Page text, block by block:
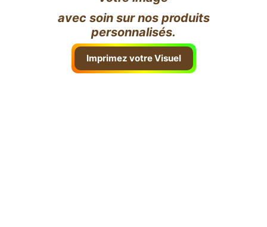
avec soin sur nos produits
personnalisés.
Imprimez votre Visuel